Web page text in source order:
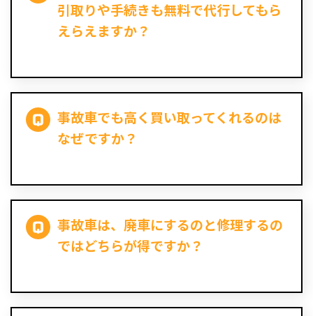
引取りや手続きも無料で代行してもら
えらえますか？
事故車でも高く買い取ってくれるのは
なぜですか？
事故車は、廃車にするのと修理するの
ではどちらが得ですか？